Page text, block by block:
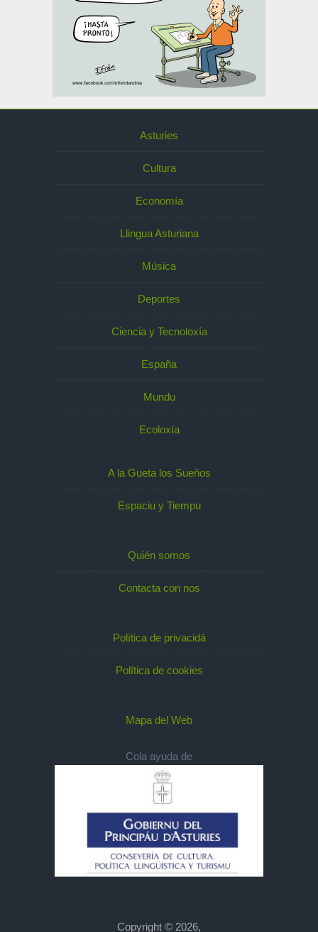
Asturies
Cultura
Economía
Llingua Asturiana
Música
Deportes
Ciencia y Tecnoloxía
España
Mundu
Ecoloxía
A la Gueta los Sueños
Espaciu y Tiempu
Quién somos
Contacta con nos
Política de privacidá
Política de cookies
Mapa del Web
Cola ayuda de
Copyright © 2026,